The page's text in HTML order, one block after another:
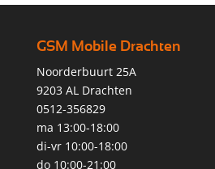
GSM Mobile Drachten
Noorderbuurt 25A
9203 AL Drachten
0512-356829
ma 13:00-18:00
di-vr 10:00-18:00
do 10:00-21:00